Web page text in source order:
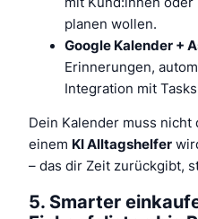
planen wollen.
Google Kalender +
Erinnerungen,
Integration mit
Dein Kalender muss
einem KI Alltagshelfer
– das dir Zeit zurückgibt,
5. Smarter